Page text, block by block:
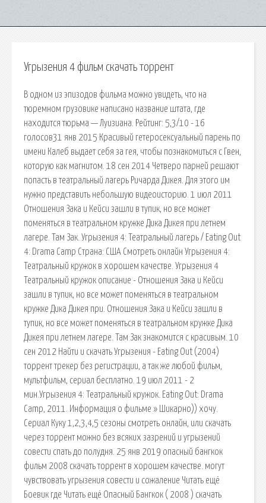
Угрызения 4 фильм скачать торрент
В одном из эпизодов фильма можно увидеть, что на
тюремном грузовике написано название штата, где
находится тюрьма — Луизиана. Рейтинг: 5,3/10 - 16
голосов31 янв 2015 Красивый гетеросексуальный парень по
имени Калеб выдает себя за гея, чтобы познакомиться с Гвен,
которую как магнитом. 18 сен 2014 Четверо парней решают
попасть в театральный лагерь Ричарда Дикея. Для этого им
нужно представить небольшую видеоисторию. 1 июл 2011
Отношения Зака и Кейси зашли в тупик, но все может
поменяться в театральном кружке Дика Дикея при летнем
лагере. Там Зак. Угрызения 4: Театральный лагерь / Eating Out
4: Drama Camp Страна: США Смотреть онлайн Угрызения 4:
Театральный кружок в хорошем качестве. Угрызения 4
Театральный кружок описание - Отношения Зака и Кейси
зашли в тупик, но все может поменяться в театральном
кружке Дика Дикея при. Отношения Зака и Кейси зашли в
тупик, но все может поменяться в театральном кружке Дика
Дикея при летнем лагере. Там Зак знакомится с красивым. 10
сен 2012 Найти и скачать Угрызения - Eating Out (2004)
торрент трекер без регистрации, а так же любой фильм,
мультфильм, сериал бесплатно. 19 июл 2011 - 2
мин.Угрызения 4: Театральный кружок. Eating Out: Drama
Camp, 2011. Информация о фильме » Шикарно)) хочу.
Сериал Куку 1,2,3,4,5 сезоны смотреть онлайн, или скачать
через торрент можно без всяких зазрений и угрызений
совести спать до полудня. 25 янв 2019 опасный бангкок
фильм 2008 скачать торрент в хорошем качестве. могут
чувствовать угрызения совести и сожаление Читать ещё
Боевик где Читать ещё Опасный Бангкок ( 2008 ) скачать